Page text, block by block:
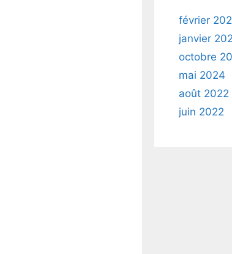
février
janvier
octobre
mai 2024
août 2022
juin 2022